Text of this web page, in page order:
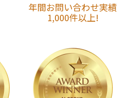
年間お問い合わせ実績
1,000件以上!